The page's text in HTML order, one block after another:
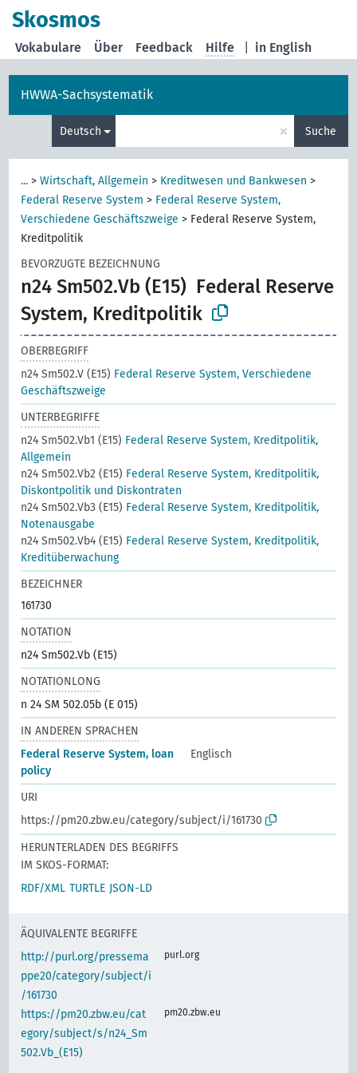
Skosmos
in English
Vokabulare Über Feedback Hilfe
HWWA-Sachsystematik
Deutsch × Suche
... >Wirtschaft, Allgemein > Kreditwesen und Bankwesen >
Federal Reserve System > Federal Reserve System,
Verschiedene Geschäftszweige > Federal Reserve System,
Kreditpolitik
BEVORZUGTE BEZEICHNUNG
n24 Sm502.Vb (E15) Federal Reserve
System, Kreditpolitik
OBERBEGRIFF
n24 Sm502.V (E15) Federal Reserve System, Verschiedene
Geschäftszweige
UNTERBEGRIFFE
n24 Sm502.Vb1 (E15) Federal Reserve System, Kreditpolitik,
Allgemein
n24 Sm502.Vb2 (E15) Federal Reserve System, Kreditpolitik,
Diskontpolitik und Diskontraten
n24 Sm502.Vb3 (E15) Federal Reserve System, Kreditpolitik,
Notenausgabe
n24 Sm502.Vb4 (E15) Federal Reserve System, Kreditpolitik,
Kreditüberwachung
BEZEICHNER
161730
NOTATION
n24 Sm502.Vb (E15)
NOTATIONLONG
n 24 SM 502.05b (E 015)
IN ANDEREN SPRACHEN
Federal Reserve System, loan
policy
Englisch
URI
https://pm20.zbw.eu/category/subject/i/161730
HERUNTERLADEN DES BEGRIFFS
IM SKOS-FORMAT:
RDF/XML TURTLE JSON-LD
ÄQUIVALENTE BEGRIFFE
http://purl.org/pressema
ppe20/category/subject/i
/161730
purl.org
https://pm20.zbw.eu/cat
egory/subject/s/n24_Sm
502.Vb_(E15)
pm20.zbw.eu